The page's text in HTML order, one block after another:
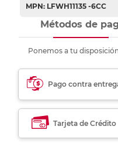
MPN: LFWH11135 -6CC
Métodos de
Ponemos a tu
Pago contra
Tarjeta de Crédito